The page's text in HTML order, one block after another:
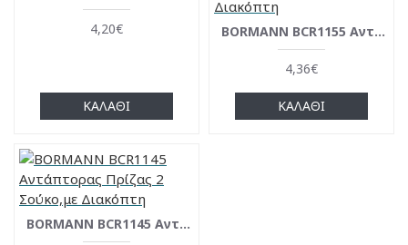
4,20€
ΚΑΛΆΘΙ
BORMANN BCR1155 Αντάπτορας Πρίζας 1 Σούκο-2 Διπολικές,με Διακόπτη
4,36€
ΚΑΛΆΘΙ
BORMANN BCR1145 Aντάπτορας Πρίζας 2 Σούκο,με Διακόπτη